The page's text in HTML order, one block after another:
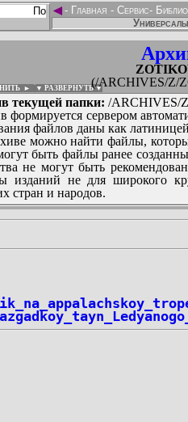
◄- Главная - Сервис-
(/ARCHIVES/Z/
► ▼ РАЗВЕРНУТЬ ▼
текущей папки: /ARCHIVES/
формируется сервером
файлов даны как
можно найти файлы,
быть файлы ранее
не могут быть
изданий не для широкого
стран и народов.